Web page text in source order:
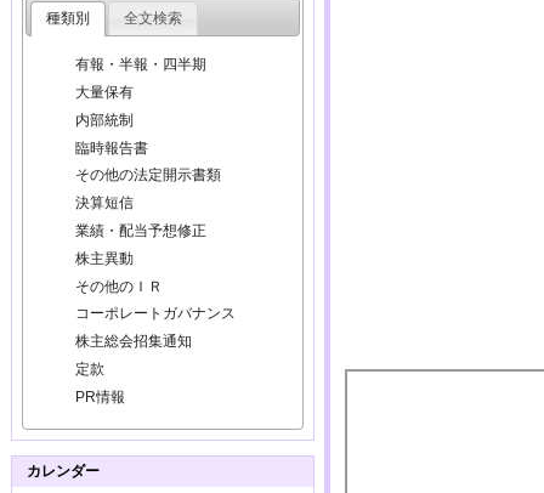
種類別 全文検索
有報・半報・四半期
大量保有
内部統制
臨時報告書
その他の法定開示書類
決算短信
業績・配当予想修正
株主異動
その他のＩＲ
コーポレートガバナンス
株主総会招集通知
定款
PR情報
カレンダー